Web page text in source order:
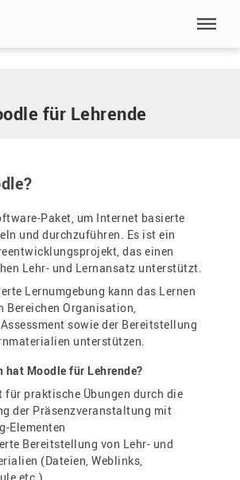
Moodle für
für Lehrende
Paket, um Internet basierte
und durchzuführen. Es ist ein
das einen
Lehr- und Lernansatz unterstützt.
Lernumgebung kann das Lernen
Bereichen Organisation,
sowie der Bereitstellung
unterstützen.
hat Moodle für Lehrende?
für praktische Übungen durch die
der Präsenzveranstaltung mit
Elementen
Bereitstellung von Lehr- und
(Dateien, Weblinks,